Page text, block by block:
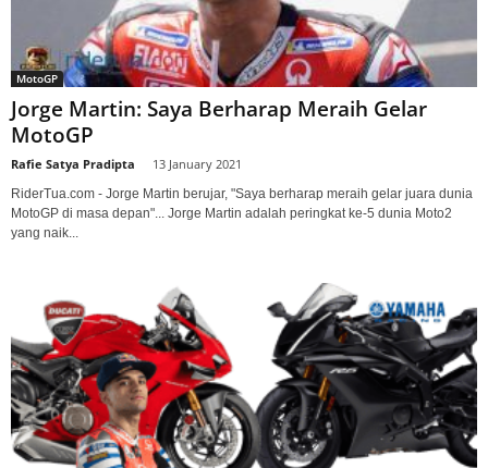
MotoGP
Jorge Martin: Saya Berharap Meraih Gelar
MotoGP
Rafie Satya Pradipta 13 January 2021
RiderTua.com - Jorge Martin berujar, "Saya berharap meraih gelar juara dunia
MotoGP di masa depan"... Jorge Martin adalah peringkat ke-5 dunia Moto2
yang naik...